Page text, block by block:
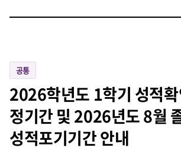
공통
2026학년도 1학기 성적
정기간 및 2026년도 8월
성적포기기간 안내